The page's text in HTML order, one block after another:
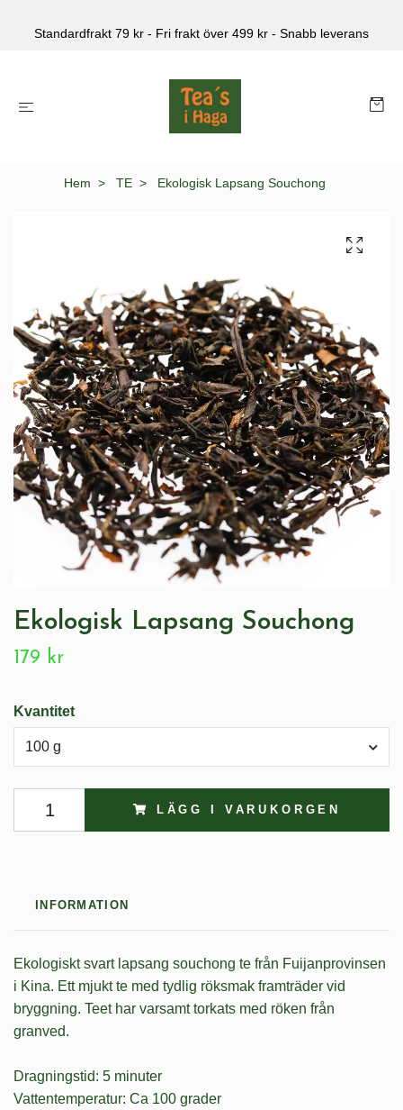
Standardfrakt 79 kr - Fri frakt över 499 kr - Snabb leverans
Hem TE Ekologisk Lapsang Souchong
Ekologisk Lapsang Souchong
179 kr
Kvantitet
100 g
LÄGG I VARUKORGEN
INFORMATION
Ekologiskt svart lapsang souchong te från Fuijanprovinsen
i Kina. Ett mjukt te med tydlig röksmak framträder vid
bryggning. Teet har varsamt torkats med röken från
granved.
Dragningstid: 5 minuter
Vattentemperatur: Ca 100 grader